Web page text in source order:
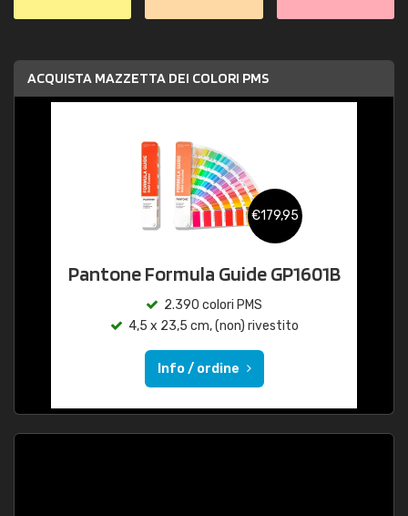
ACQUISTA MAZZETTA DEI COLORI PMS
€179,95
Pantone Formula Guide GP1601B
2.390 colori PMS
4,5 x 23,5 cm, (non) rivestito
Info / ordine